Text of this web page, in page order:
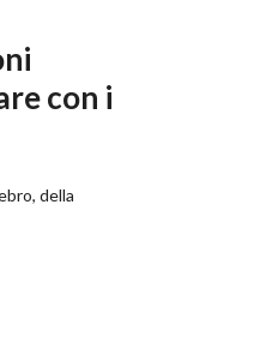
con i
della